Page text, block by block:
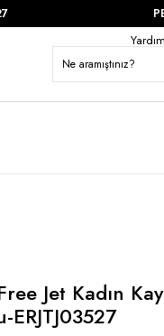
Yardım
Jet Kadın
ERJTJ03527